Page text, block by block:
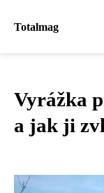
Totalmag
Vyrážka
a jak ji